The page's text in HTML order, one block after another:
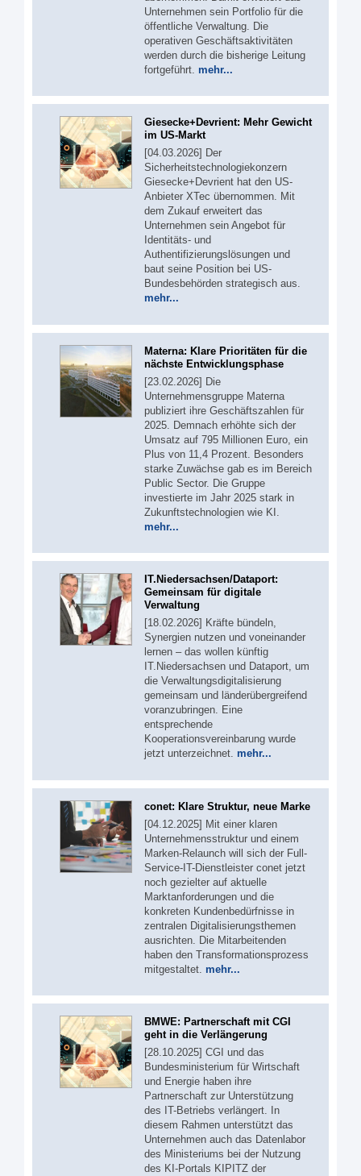
Unternehmen sein Portfolio für die
öffentliche Verwaltung. Die
operativen Geschäftsaktivitäten
werden durch die bisherige Leitung
fortgeführt. mehr...
Giesecke+Devrient: Mehr Gewicht
im US-Markt
[04.03.2026] Der
Sicherheitstechnologiekonzern
Giesecke+Devrient hat den US-
Anbieter XTec übernommen. Mit
dem Zukauf erweitert das
Unternehmen sein Angebot für
Identitäts- und
Authentifizierungslösungen und
baut seine Position bei US-
Bundesbehörden strategisch aus.
mehr...
Materna: Klare Prioritäten für die
nächste Entwicklungsphase
[23.02.2026] Die
Unternehmensgruppe Materna
publiziert ihre Geschäftszahlen für
2025. Demnach erhöhte sich der
Umsatz auf 795 Millionen Euro, ein
Plus von 11,4 Prozent. Besonders
starke Zuwächse gab es im Bereich
Public Sector. Die Gruppe
investierte im Jahr 2025 stark in
Zukunftstechnologien wie KI.
mehr...
IT.Niedersachsen/Dataport:
Gemeinsam für digitale
Verwaltung
[18.02.2026] Kräfte bündeln,
Synergien nutzen und voneinander
lernen – das wollen künftig
IT.Niedersachsen und Dataport, um
die Verwaltungsdigitalisierung
gemeinsam und länderübergreifend
voranzubringen. Eine
entsprechende
Kooperationsvereinbarung wurde
jetzt unterzeichnet. mehr...
conet: Klare Struktur, neue Marke
[04.12.2025] Mit einer klaren
Unternehmensstruktur und einem
Marken-Relaunch will sich der Full-
Service-IT-Dienstleister conet jetzt
noch gezielter auf aktuelle
Marktanforderungen und die
konkreten Kundenbedürfnisse in
zentralen Digitalisierungsthemen
ausrichten. Die Mitarbeitenden
haben den Transformationsprozess
mitgestaltet. mehr...
BMWE: Partnerschaft mit CGI
geht in die Verlängerung
[28.10.2025] CGI und das
Bundesministerium für Wirtschaft
und Energie haben ihre
Partnerschaft zur Unterstützung
des IT-Betriebs verlängert. In
diesem Rahmen unterstützt das
Unternehmen auch das Datenlabor
des Ministeriums bei der Nutzung
des KI-Portals KIPITZ der